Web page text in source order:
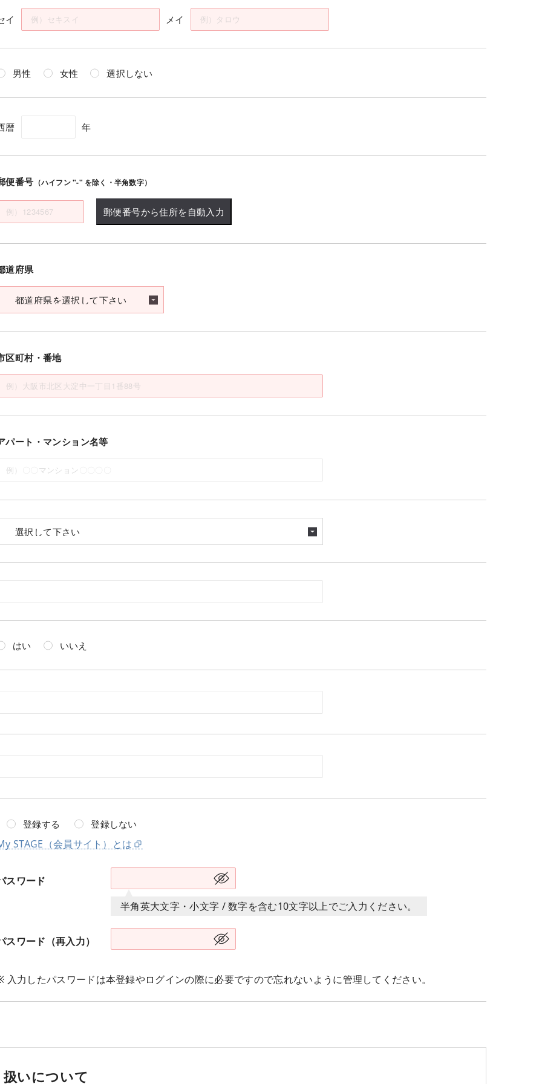
イ メイ
男性 女性 選択しない
暦 年
便番号 （ハイフン "-" を除く・半角数字）
郵便番号から住所を自動入力
道府県
区町村・番地
パート・マンション名等
はい いいえ
登録する 登録しない
STAGE（会員サイト）とは
スワード
半角英大文字・小文字 / 数字を含む10文字以上でご入力ください。
スワード（再入力）
入力したパスワードは本登録やログインの際に必要ですので忘れないように管理してください。
いについて